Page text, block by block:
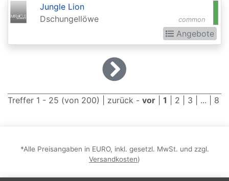
2015
Commander
Commander
2018
2020
common
Jungle Lion
Dschungellöwe
Angebote
Treffer 1 - 25 (von 200) | zurück - vor 1 2 3 | ... | 8
*Alle Preisangaben in EURO, inkl. gesetzl. MwSt. und zzgl.
Versandkosten)